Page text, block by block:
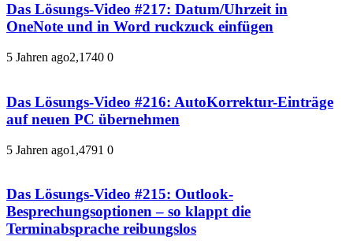
Das Lösungs-Video #217: Datum/Uhrzeit in
OneNote und in Word ruckzuck einfügen
5 Jahren ago2,1740 0
Das Lösungs-Video #216: AutoKorrektur-Einträge
auf neuen PC übernehmen
5 Jahren ago1,4791 0
Das Lösungs-Video #215: Outlook-
Besprechungsoptionen – so klappt die
Terminabsprache reibungslos